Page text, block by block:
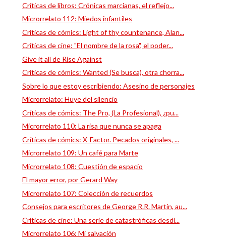
Críticas de libros: Crónicas marcianas, el reflejo...
Microrrelato 112: Miedos infantiles
Críticas de cómics: Light of thy countenance, Alan...
Críticas de cine: "El nombre de la rosa", el poder...
Give it all de Rise Against
Críticas de cómics: Wanted (Se busca), otra chorra...
Sobre lo que estoy escribiendo: Asesino de personajes
Microrrelato: Huye del silencio
Críticas de cómics: The Pro, (La Profesional), ¿pu...
Microrrelato 110: La risa que nunca se apaga
Críticas de cómics: X-Factor. Pecados originales, ...
Microrrelato 109: Un café para Marte
Microrrelato 108: Cuestión de espacio
El mayor error, por Gerard Way
Microrrelato 107: Colección de recuerdos
Consejos para escritores de George R.R. Martin, au...
Críticas de cine: Una serie de catastróficas desdi...
Microrrelato 106: Mi salvación